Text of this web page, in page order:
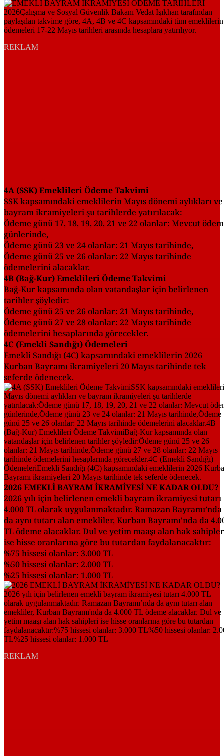
REKLAM
4A (SSK) Emeklileri Ödeme Takvimi
SSK kapsamındaki emeklilerin Mayıs dönemi aylıkları ve
bayram ikramiyeleri şu tarihlerde yatırılacak:
Ödeme günü 17, 18, 19, 20, 21 ve 22 olanlar: Mevcut
günlerinde,
Ödeme günü 23 ve 24 olanlar: 21 Mayıs tarihinde,
Ödeme günü 25 ve 26 olanlar: 22 Mayıs tarihinde
ödemelerini alacaklar.
4B (Bağ-Kur) Emeklileri Ödeme Takvimi
Bağ-Kur kapsamında olan vatandaşlar için belirlenen
tarihler şöyledir:
Ödeme günü 25 ve 26 olanlar: 21 Mayıs tarihinde,
Ödeme günü 27 ve 28 olanlar: 22 Mayıs tarihinde
ödemelerini hesaplarında görecekler.
4C (Emekli Sandığı) Ödemeleri
Emekli Sandığı (4C) kapsamındaki emeklilerin 2026
Kurban Bayramı ikramiyeleri 20 Mayıs tarihinde tek
seferde ödenecek.
2026 EMEKLİ BAYRAM İKRAMİYESİ NE KADAR OLDU?
2026 yılı için belirlenen emekli bayram ikramiyesi tutarı
4.000 TL olarak uygulanmaktadır. Ramazan Bayramı’nda
da aynı tutarı alan emekliler, Kurban Bayramı'nda da
TL ödeme alacaklar. Dul ve yetim maaşı alan hak
ise hisse oranlarına göre bu tutardan faydalanacaktır:
%75 hissesi olanlar: 3.000 TL
%50 hissesi olanlar: 2.000 TL
%25 hissesi olanlar: 1.000 TL
REKLAM